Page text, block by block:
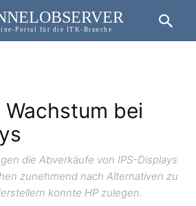
Portal für die ITK-Branche
bei
die Abverkäufe von IPS-Displays
zunehmend nach Alternativen zu
konnte HP zulegen.